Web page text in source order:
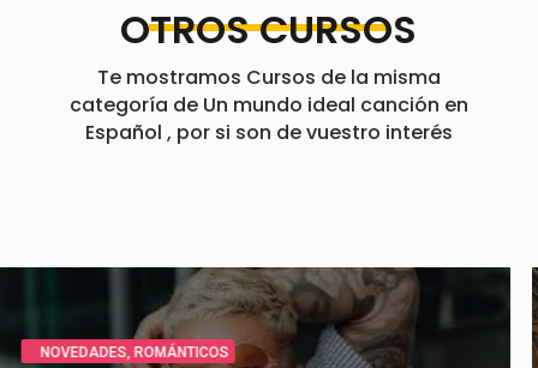
OTROS CURSOS
Te mostramos Cursos de la misma
categoría de Un mundo ideal canción en
Español , por si son de vuestro interés
CLÁSICOS,ROMÁNTICOS